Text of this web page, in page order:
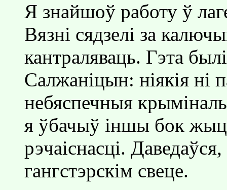
Я знайшоў работу ў
Вязнi сядзелi за
кантраляваць. Гэта
Салжанiцын: нiякiя нi
небяспечныя
я ўбачыў iншы бок
рэчаiснасцi.
гангстэрскiм свеце.